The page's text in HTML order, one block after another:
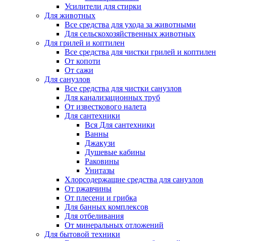
Усилители для стирки
Для животных
Все средства для ухода за животными
Для сельскохозяйственных животных
Для грилей и коптилен
Все средства для чистки грилей и коптилен
От копоти
От сажи
Для санузлов
Все средства для чистки санузлов
Для канализационных труб
От известкового налета
Для сантехники
Вся Для сантехники
Ванны
Джакузи
Душевые кабины
Раковины
Унитазы
Хлорсодержащие средства для санузлов
От ржавчины
От плесени и грибка
Для банных комплексов
Для отбеливания
От минеральных отложений
Для бытовой техники